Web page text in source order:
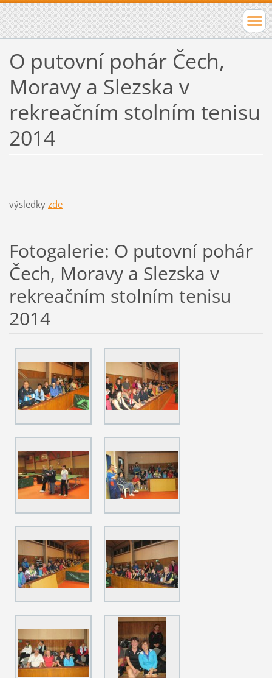
O putovní pohár Čech,
Moravy a Slezska v
rekreačním stolním tenisu
2014
výsledky zde
Fotogalerie: O putovní pohár
Čech, Moravy a Slezska v
rekreačním stolním tenisu
2014